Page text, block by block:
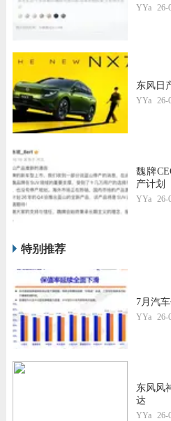
YYa 26-
东风日
YYa 26-
魏牌
产计划
YYa 26-
特别推荐
7月汽
YYa 26-
东风风
达
YYa 26-